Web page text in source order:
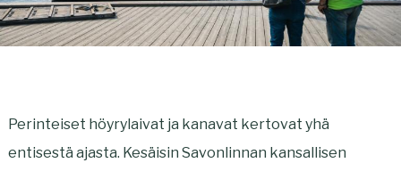
Perinteiset höyrylaivat ja kanavat kertovat yhä
entisestä ajasta. Kesäisin Savonlinnan kansallisen